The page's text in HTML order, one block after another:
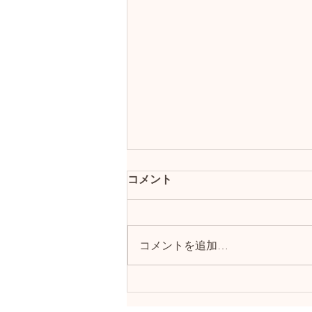
コメント
コメントを追加…